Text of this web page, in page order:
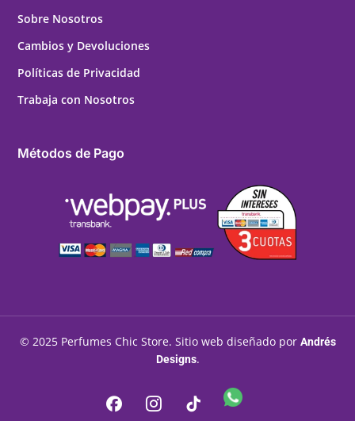
Sobre Nosotros
Cambios y Devoluciones
Políticas de Privacidad
Trabaja con Nosotros
Métodos de Pago
© 2025 Perfumes Chic Store. Sitio web diseñado por Andrés
Designs.
FacebookInstagram
Tiktok WhatsApp